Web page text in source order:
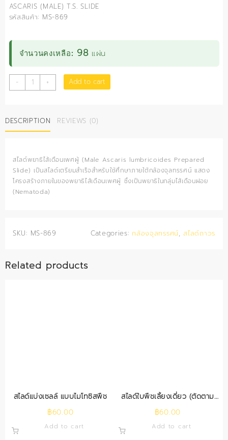
ASCARIS (MALE) T.S. SLIDE
รหัสสินค้า: MS-869
จำนวนคงเหลือ: 98 แผ่น
-
สไลด์
แสดง
(เพศ
ผู้)
+ Add to cart
DESCRIPTION REVIEWS (0)
สไลด์พยาธิไส้เดือนเพศผู้ (Male Ascaris lumbricoides Prepared
Slide) เป็นสไลด์เตรียมสำเร็จสำหรับใช้ศึกษาภายใต้กล้องจุลทรรศน์ แสดง
โครงสร้างภายในของพยาธิไส้เดือนเพศผู้ ซึ่งเป็นพยาธิในกลุ่มไส้เดือนฝอย
(Nematoda)
SKU: MS-869 Categories: กล้องจุลทรรศน์,สไลด์ถาวร
Related products
สไลด์แบ่งเซลล์ แบบไมโทซิสพืช
฿60.00
Add to cart
สไลด์ใบพืชเลี้ยงเดี่ยว (ตัดตาม
ยาว)
฿60.00
Add to cart